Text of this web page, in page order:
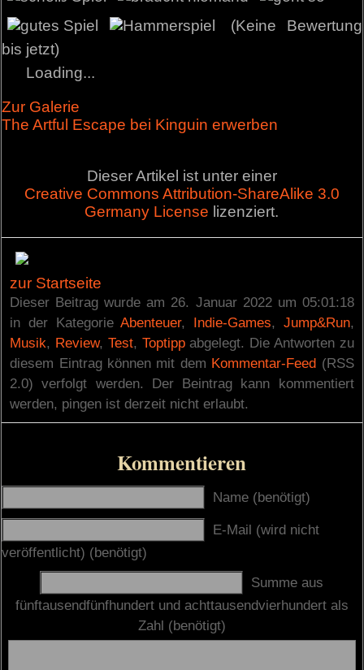
(Keine Bewertung
bis jetzt)
Loading...
Zur Galerie
The Artful Escape bei Kinguin erwerben
Dieser Artikel ist unter einer
Creative Commons Attribution-ShareAlike 3.0
Germany License lizenziert.
zur Startseite
Dieser Beitrag wurde am 26. Januar 2022 um 05:01:18
in der KategorieAbenteuer, Indie-Games, Jump&Run,
Musik, Review, Test, Toptippabgelegt. Die Antworten zu
diesem Eintrag können mit dem Kommentar-Feed (RSS
2.0) verfolgt werden. Der Beintrag kann kommentiert
werden, pingen ist derzeit nicht erlaubt.
Kommentieren
Name (benötigt)
E-Mail (wird nicht
veröffentlicht) (benötigt)
Summe aus
fünftausendfünfhundert und achttausendvierhundert als
Zahl (benötigt)